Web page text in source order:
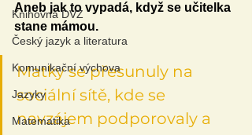
Knihovna DVZ
Český jazyk a literatura
Komunikační výchova
Jazyky
Matematika
Aneb jak to vypadá, když se učitelka
stane mámou.
Matky se přesunuly na
sociální sítě, kde se
navzájem podporovaly a